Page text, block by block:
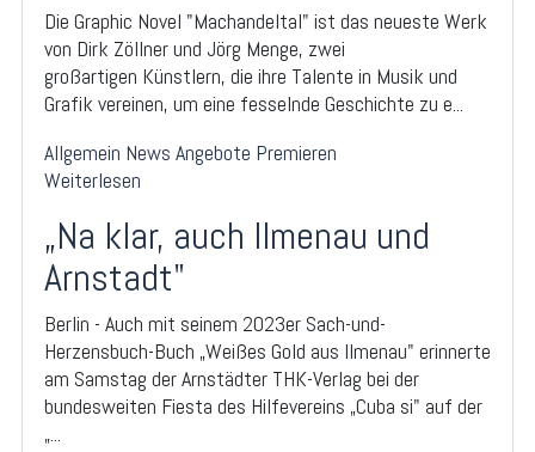
Die Graphic Novel "Machandeltal" ist das neueste Werk
von Dirk Zöllner und Jörg Menge, zwei
großartigen Künstlern, die ihre Talente in Musik und
Grafik vereinen, um eine fesselnde Geschichte zu e...
Allgemein News Angebote Premieren
Weiterlesen
„Na klar, auch Ilmenau und
Arnstadt"
Berlin - Auch mit seinem 2023er Sach-und-
Herzensbuch-Buch „Weißes Gold aus Ilmenau" erinnerte
am Samstag der Arnstädter THK-Verlag bei der
bundesweiten Fiesta des Hilfevereins „Cuba si" auf der
„...